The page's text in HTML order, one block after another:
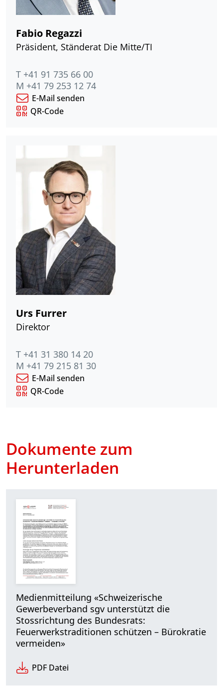
Fabio Regazzi
Präsident, Ständerat Die Mitte/TI
T +41 91 735 66 00
M +41 79 253 12 74
E-Mail senden
QR-Code
Urs Furrer
Direktor
T +41 31 380 14 20
M +41 79 215 81 30
E-Mail senden
QR-Code
Dokumente zum
Herunterladen
Medienmitteilung «Schweizerische
Gewerbeverband sgv unterstützt die
Stossrichtung des Bundesrats:
Feuerwerkstraditionen schützen – Bürokratie
vermeiden»
PDF Datei